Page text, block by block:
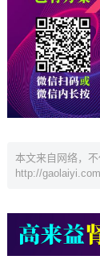
本文来自网络，
http://